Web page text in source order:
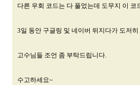
다른 우회 코드는 다 풀었는데 도무지 이 코
3일 동안 구글링 및 네이버 뒤지다가 도저
고수님들 조언 좀 부탁드립니다.
수고하세요~